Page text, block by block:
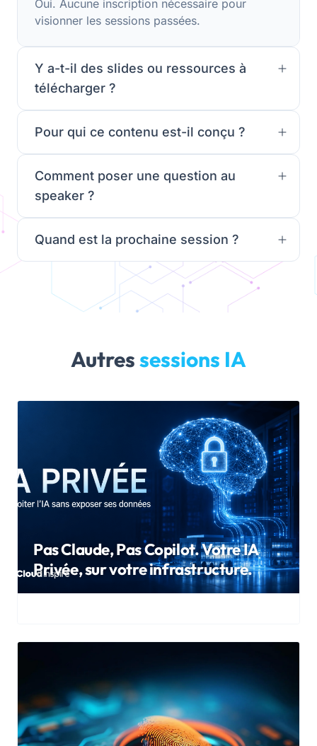
Oui. Aucune inscription nécessaire pour
visionner les sessions passées.
Y a-t-il des slides ou ressources à
télécharger ?
Pour qui ce contenu est-il conçu ?
Comment poser une question au
speaker ?
Quand est la prochaine session ?
Autressessions IA
Pas Claude, Pas Copilot. Votre IA
Privée, sur votre infrastructure.